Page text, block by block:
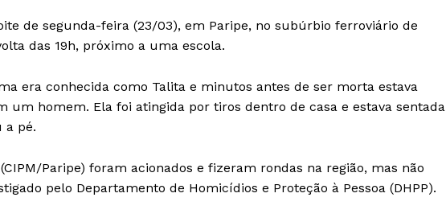
de segunda-feira (23/03), em Paripe, no subúrbio ferroviário de
das 19h, próximo a uma escola.
era conhecida como Talita e minutos antes de ser morta estava
um homem. Ela foi atingida por tiros dentro de casa e estava sentada
a pé.
Paripe) foram acionados e fizeram rondas na região, mas não
pelo Departamento de Homicídios e Proteção à Pessoa (DHPP).